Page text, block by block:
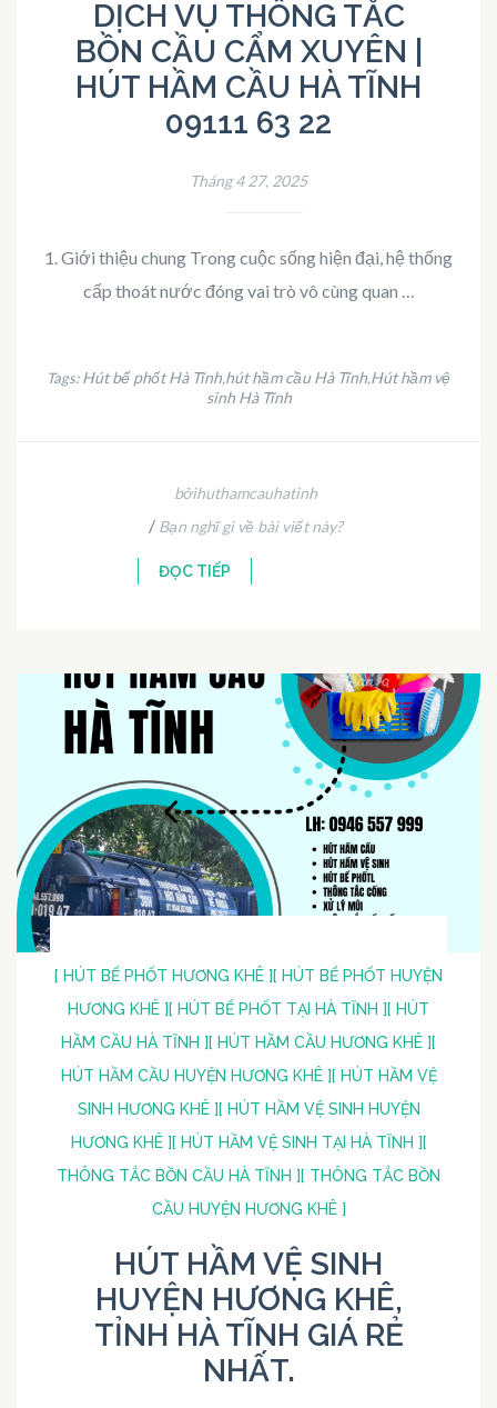
DỊCH VỤ THÔNG TẮC
BỒN CẦU CẨM XUYÊN |
HÚT HẦM CẦU HÀ TĨNH
09111 63 22
Tháng 4 27, 2025
1. Giới thiệu chung Trong cuộc sống hiện đại, hệ thống
cấp thoát nước đóng vai trò vô cùng quan …
Tags:Hút bể phốt Hà Tĩnh,hút hầm cầu Hà Tĩnh,Hút hầm vệ
sinh Hà Tĩnh
bởihuthamcauhatinh
/ Bạn nghĩ gì về bài viết này?
ĐỌC TIẾP
[ HÚT BỂ PHỐT HƯƠNG KHÊ ] [ HÚT BỂ PHỐT HUYỆN
HƯƠNG KHÊ ] [ HÚT BỂ PHỐT TẠI HÀ TĨNH ] [ HÚT
HẦM CẦU HÀ TĨNH ] [ HÚT HẦM CẦU HƯƠNG KHÊ ] [
HÚT HẦM CẦU HUYỆN HƯƠNG KHÊ ] [ HÚT HẦM VỆ
SINH HƯƠNG KHÊ ] [ HÚT HẦM VỆ SINH HUYỆN
HƯƠNG KHÊ ] [ HÚT HẦM VỆ SINH TẠI HÀ TĨNH ] [
THÔNG TẮC BỒN CẦU HÀ TĨNH ] [ THÔNG TẮC BỒN
CẦU HUYỆN HƯƠNG KHÊ ]
HÚT HẦM VỆ SINH
HUYỆN HƯƠNG KHÊ,
TỈNH HÀ TĨNH GIÁ RẺ
NHẤT.